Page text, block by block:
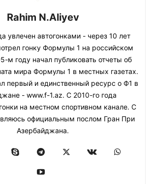
Rahim N.Aliyev
увлечен автогонками - через 10 лет
гонку Формулы 1 на российском
м году начал публиковать отчеты об
мира Формулы 1 в местных газетах.
первый и единственный ресурс о Ф1 в
- www.f-1.az. С 2010-го года
на местном спортивном канале. С
официальным послом Гран При
Азербайджана.